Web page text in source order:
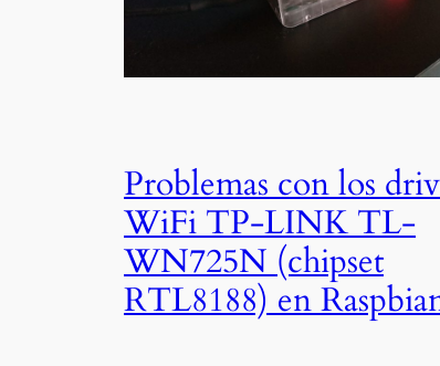
Problemas con los
WiFi TP-LINK TL-
WN725N (chipset
RTL8188) en